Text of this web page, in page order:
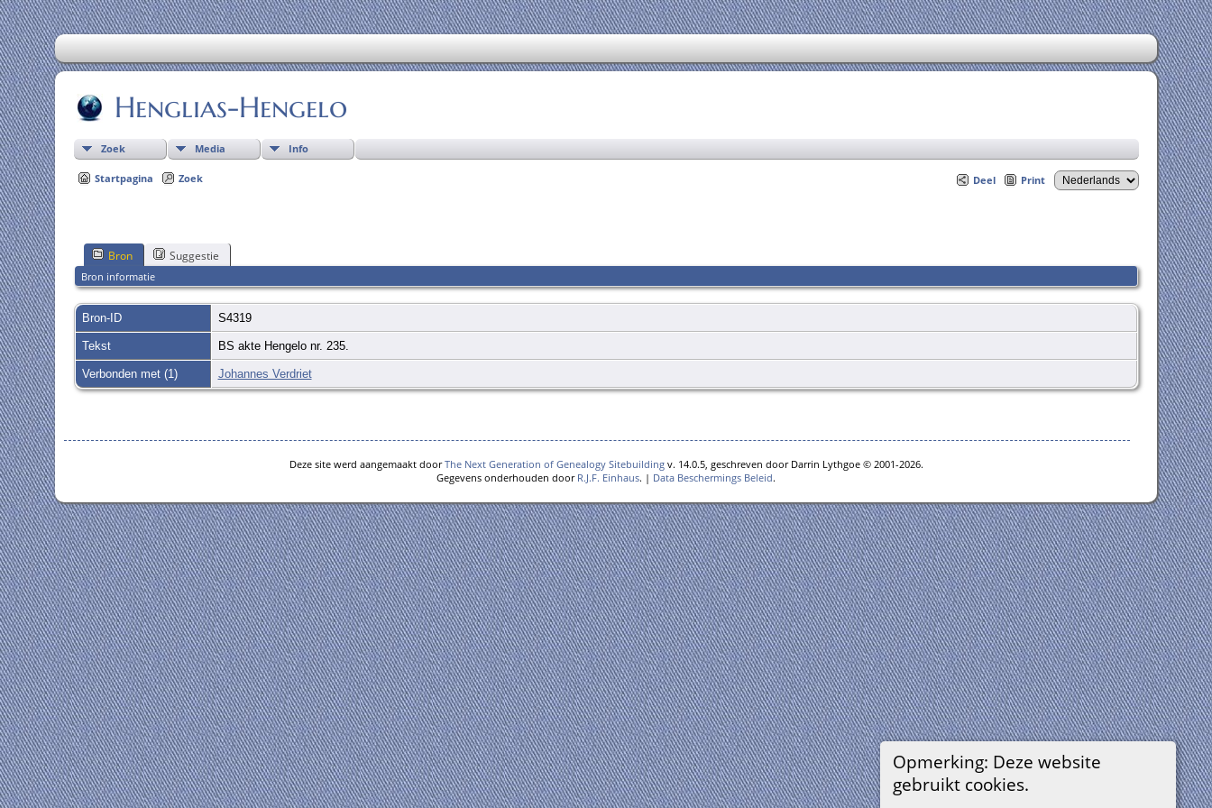
Henglias-Hengelo
Zoek Media Info
Startpagina Zoek Deel Print
Opmerking: Deze website
gebruikt cookies.
Bron Suggestie
Bron informatie
Bron-ID S4319
Tekst BS akte Hengelo nr. 235.
Verbonden met (1) Johannes Verdriet
Deze site werd aangemaakt doorThe Next Generation of Genealogy Sitebuildingv. 14.0.5, geschreven door Darrin Lythgoe © 2001-2026.
Gegevens onderhouden door R.J.F. Einhaus. | Data Beschermings Beleid.